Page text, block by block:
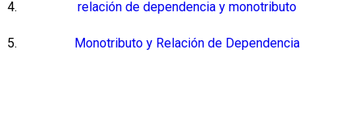
relación de dependencia y monotributo
Monotributo y Relación de Dependencia